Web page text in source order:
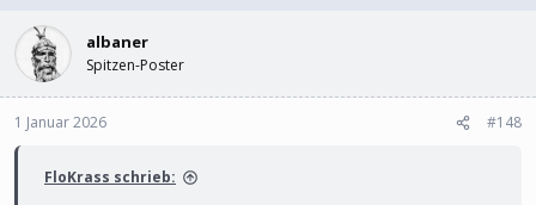
albaner
Spitzen-Poster
1 Januar 2026 #148
FloKrass schrieb: